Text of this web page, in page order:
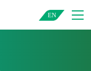
权投资机构
EN